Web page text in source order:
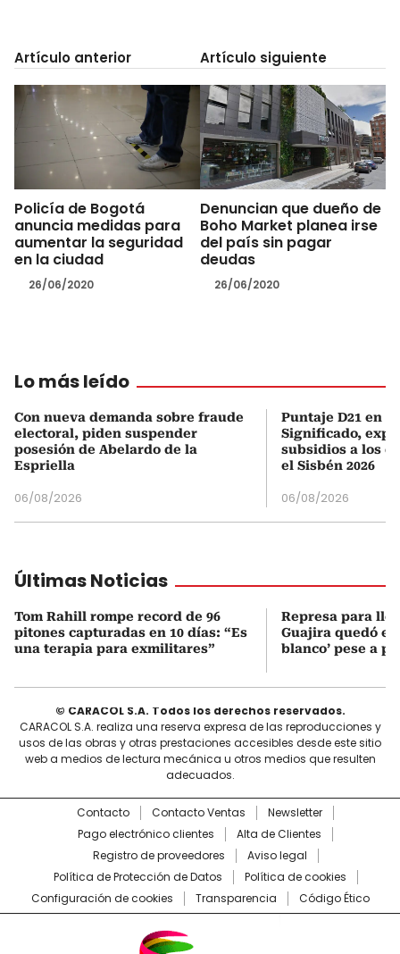
Artículo anterior
Policía de Bogotá
anuncia medidas para
aumentar la seguridad
en la ciudad
26/06/2020
Artículo siguiente
Denuncian que dueño de
Boho Market planea irse
del país sin pagar
deudas
26/06/2020
Lo más leído
Con nueva demanda sobre fraude
electoral, piden suspender
posesión de Abelardo de la
Espriella
06/08/2026
Puntaje D21 en
Significado,
subsidios a los
el Sisbén 2026
06/08/2026
Últimas Noticias
Tom Rahill rompe record de 96
pitones capturadas en 10 días: “Es
una terapia para exmilitares”
Represa para
Guajira quedó en
blanco’ pese a
© CARACOL S.A. Todos los derechos reservados.
CARACOL S.A. realiza una reserva expresa de las reproducciones y
usos de las obras y otras prestaciones accesibles desde este sitio
web a medios de lectura mecánica u otros medios que resulten
adecuados.
Contacto Contacto Ventas
Newsletter
Pago electrónico clientes
Alta de Clientes
Registro de proveedores
Aviso legal
Política de Protección de Datos
Política de cookies
Configuración de cookies
Transparencia Código Ético